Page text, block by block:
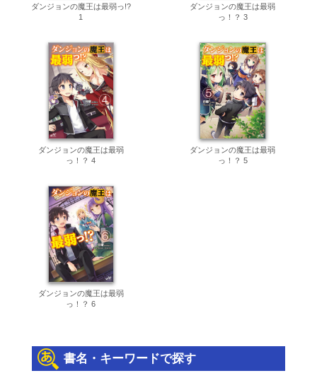
ダンジョンの魔王は最弱っ!?
1
ダンジョンの魔王は最弱
っ！？ 3
ダンジョンの魔王は最弱
っ！？ 4
ダンジョンの魔王は最弱
っ！？ 5
ダンジョンの魔王は最弱
っ！？ 6
書名・キーワードで探す